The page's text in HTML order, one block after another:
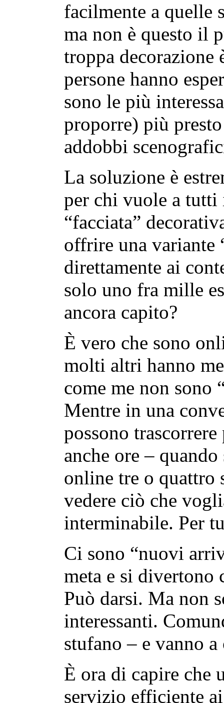
facilmente a quelle
ma non è questo il
troppa decorazione
persone hanno
sono le più
proporre) più
addobbi
La soluzione è
per chi vuole a tutti
“facciata”
offrire una variante
direttamente ai
solo uno fra mille
ancora capito?
È vero che sono
molti altri hanno
come me non sono
Mentre in una
possono
anche ore –
online tre o quattro
vedere ciò che
interminabile. Per
Ci sono “nuovi
meta e si
Può darsi. Ma non
interessanti.
stufano – e vanno
È ora di capire che
servizio efficiente